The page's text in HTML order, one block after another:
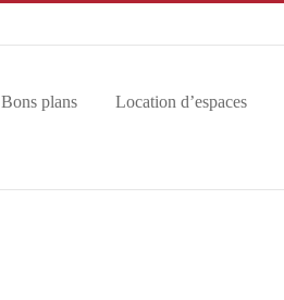
Bons plans Location d’espaces